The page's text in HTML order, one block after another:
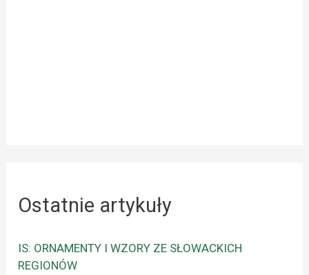
Ostatnie artykuły
IS: ORNAMENTY I WZORY ZE SŁOWACKICH
REGIONÓW